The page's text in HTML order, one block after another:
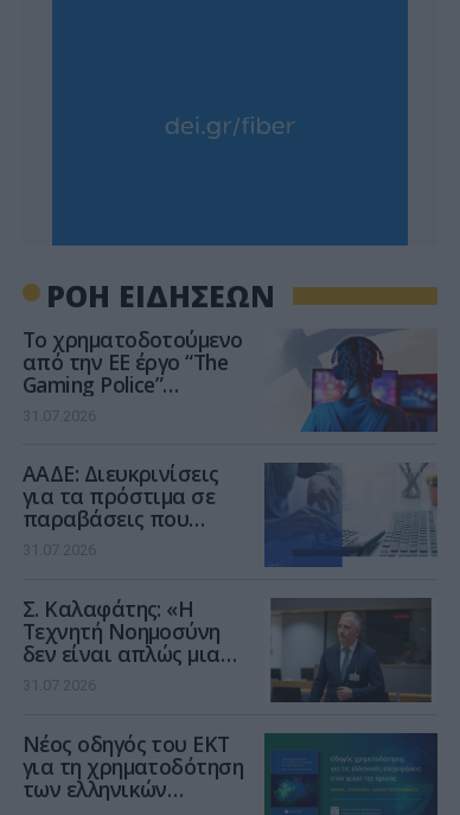
ΡΟΗ ΕΙΔΗΣΕΩΝ
Το χρηματοδοτούμενο
από την ΕΕ έργο “The
Gaming Police”
ενισχύει την ασφάλεια
των παιδιών στο
31.07.2026
ΑΑΔΕ: Διευκρινίσεις
για τα πρόστιμα σε
παραβάσεις που
αφορούν τους ΦΗΜ
31.07.2026
Σ. Καλαφάτης: «Η
Τεχνητή Νοημοσύνη
δεν είναι απλώς μια
νέα τεχνολογία, είναι
μια νέα βιομηχανική
31.07.2026
Νέος οδηγός του ΕΚΤ
για τη χρηματοδότηση
των ελληνικών